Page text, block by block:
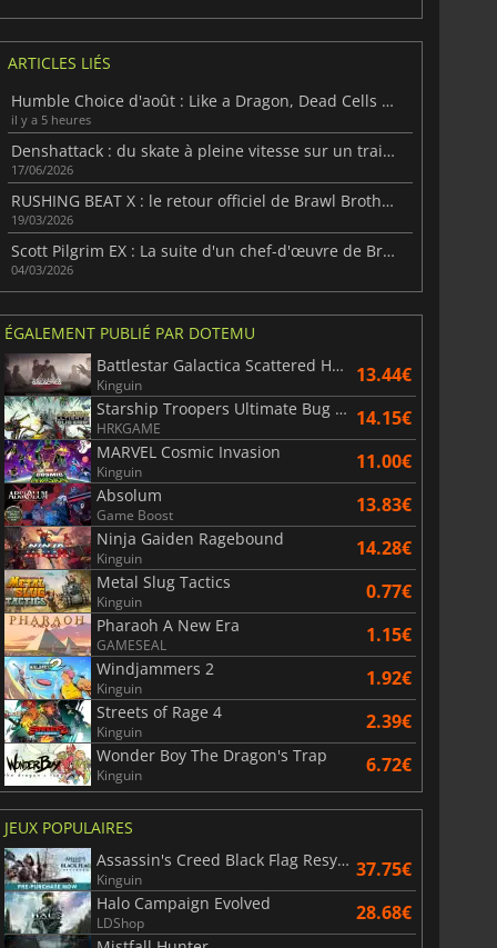
6.77€ 15.48
ARTICLES LIÉS
Humble Choice d'août : Like a Dragon, Dead Cells et 6 jeux
il y a 5 heures
Denshattack : du skate à pleine vitesse sur un train Shinkansen
17/06/2026
RUSHING BEAT X : le retour officiel de Brawl Brothers
19/03/2026
Scott Pilgrim EX : La suite d'un chef-d'œuvre de Bryan Lee O'Malley
04/03/2026
ÉGALEMENT PUBLIÉ PAR DOTEMU
Battlestar Galactica Scattered Hopes
Kinguin 13.44€
Starship Troopers Ultimate Bug War!
HRKGAME 14.15€
MARVEL Cosmic Invasion
Kinguin 11.00€
Absolum
Game Boost 13.83€
Ninja Gaiden Ragebound
Kinguin 14.28€
Metal Slug Tactics
Kinguin 0.77€
Pharaoh A New Era
GAMESEAL 1.15€
Windjammers 2
Kinguin 1.92€
Streets of Rage 4
Kinguin 2.39€
Wonder Boy The Dragon's Trap
Kinguin 6.72€
JEUX POPULAIRES
Assassin's Creed Black Flag Resynced
Kinguin 37.75€
Halo Campaign Evolved
LDShop 28.68€